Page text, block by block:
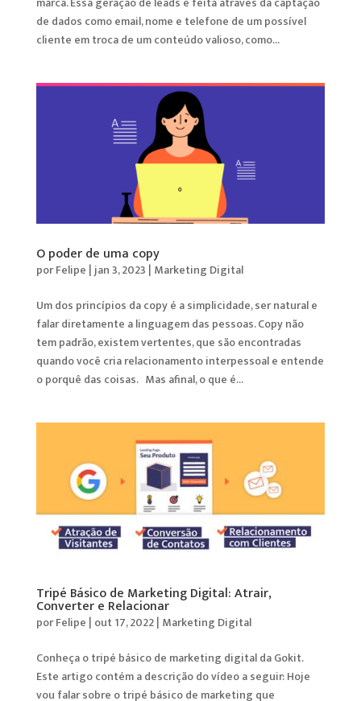
de dados como email, nome e telefone de um possível
cliente em troca de um conteúdo valioso, como...
O poder de uma copy
porFelipe |jan 3, 2023 | Marketing Digital
Um dos princípios da copy é a simplicidade, ser natural e
falar diretamente a linguagem das pessoas. Copy não
tem padrão, existem vertentes, que são encontradas
quando você cria relacionamento interpessoal e entende
o porquê das coisas. Mas afinal, o que é...
Tripé Básico de Marketing Digital: Atrair,
Converter e Relacionar
porFelipe | out 17, 2022| Marketing Digital
Conheça o tripé básico de marketing digital da Gokit.
Este artigo contém a descrição do vídeo a seguir: Hoje
vou falar sobre o tripé básico de marketing que